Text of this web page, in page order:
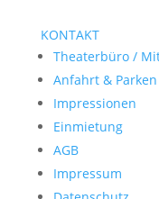
KONTAKT
Theaterbüro /
Anfahrt & Parken
Impressionen
Einmietung
AGB
Impressum